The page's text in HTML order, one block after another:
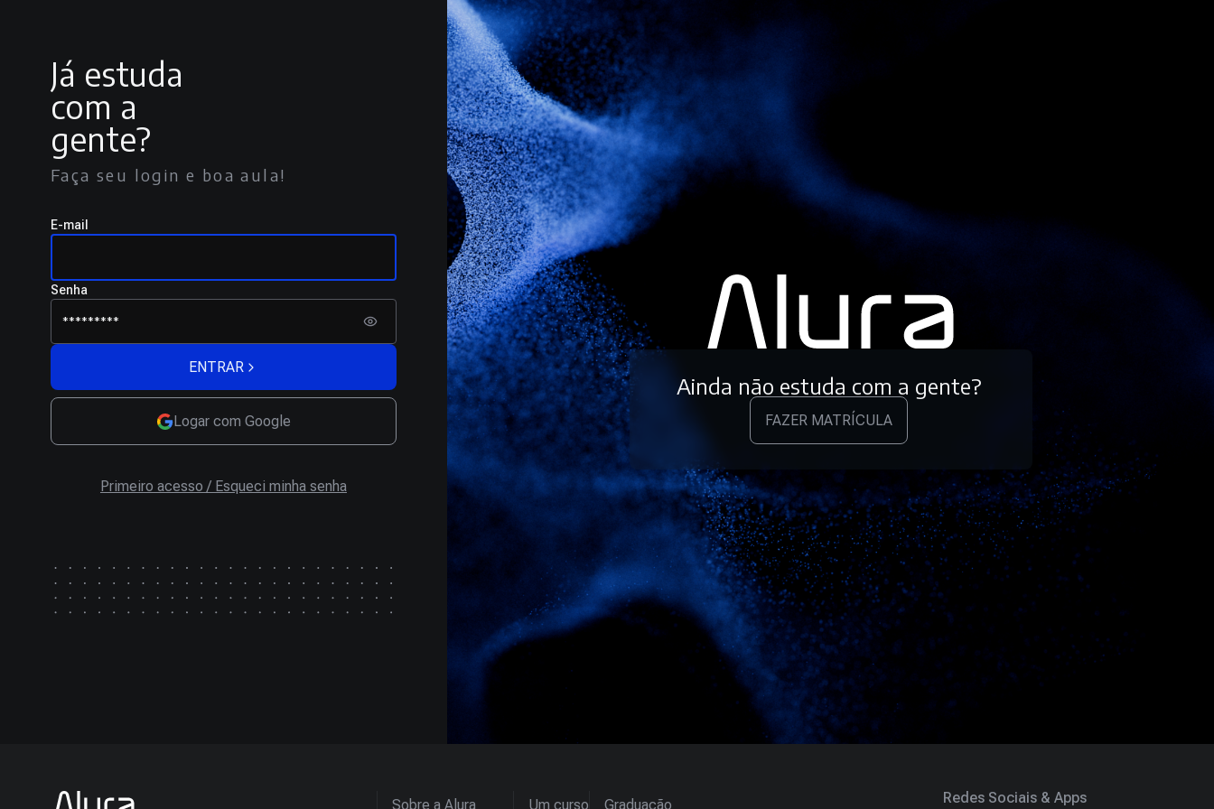
Já estuda
com a
gente?
Faça seu login e boa aula!
E-mail
Senha
ENTRAR
Logar com Google
Primeiro acesso / Esqueci minha senha
Ainda não estuda com a gente?
FAZER MATRÍCULA
Sobre a Alura Um curso Graduação Redes Sociais & Apps